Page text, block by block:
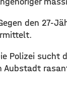
den 27-
Polizei sucht
Aubstadt